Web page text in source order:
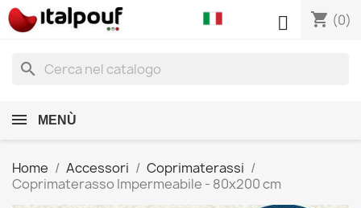
shopping_cart (0)

search
MENÙ
Home Accessori
Coprimaterassi
Coprimaterasso Impermeabile - 80x200 cm